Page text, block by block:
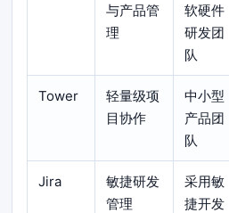
与产品管
理
软硬件
研发团
队
Tower
轻量级项
目协作
中小型
产品团
队
Jira
敏捷研发
管理
采用敏
捷开发